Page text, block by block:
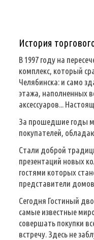
История
В 1997 году на
комплекс, который
Челябинска: и само
этажа, наполненных
аксессуаров...
За прошедшие годы
покупателей,
Стали доброй
презентаций новых
гостями которых
представители
Сегодня Гостиный
самые известные
совершать покупки
встречу. Здесь не